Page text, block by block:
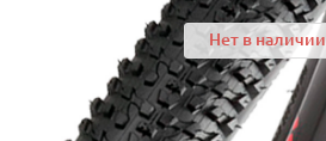
Нет в наличии